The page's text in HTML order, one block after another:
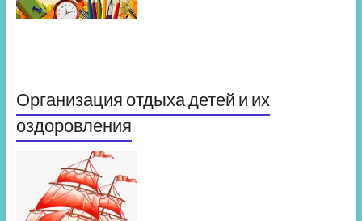
Организация отдыха детей и их
оздоровления